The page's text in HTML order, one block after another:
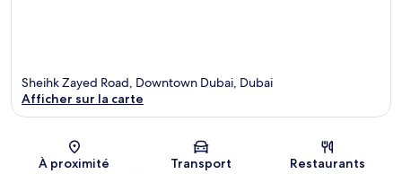
Carte
Sheihk Zayed Road, Downtown Dubai, Dubai
Afficher sur la carte
À proximité Transport Restaurants